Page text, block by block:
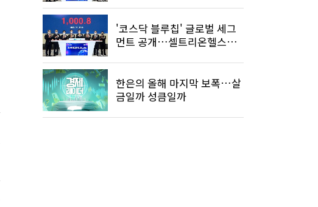
'코스닥 블루칩' 글로벌 세그
먼트 공개…셀트리온헬스케
한은의 올해 마지막 보폭…살
금일까 성큼일까